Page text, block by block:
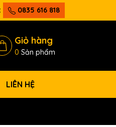
0835 616 818
Giỏ hàng
0 Sản phẩm
LIÊN HỆ